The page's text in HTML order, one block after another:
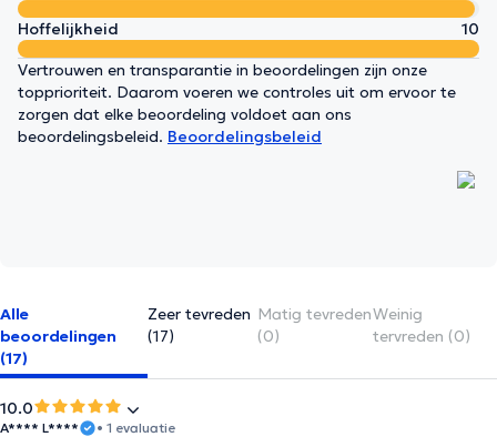
Hoffelijkheid
10
Vertrouwen en transparantie in beoordelingen zijn onze
topprioriteit. Daarom voeren we controles uit om ervoor te
zorgen dat elke beoordeling voldoet aan ons
beoordelingsbeleid. Beoordelingsbeleid
Alle
beoordelingen
(17)
Zeer tevreden
(17)
Matig tevreden
(0)
Weinig
tervreden (0)
10.0
A**** L**** • 1 evaluatie